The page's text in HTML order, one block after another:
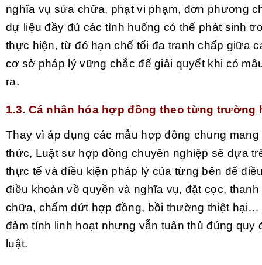
nghĩa vụ sửa chữa, phạt vi phạm, đơn phương
dự liệu đầy đủ các tình huống có thể phát sinh
thực hiện, từ đó hạn chế tối đa tranh chấp giữa
cơ sở pháp lý vững chắc để giải quyết khi có
ra.
1.3. Cá nhân hóa hợp đồng theo từng trường
Thay vì áp dụng các mẫu hợp đồng chung
thức, Luật sư hợp đồng chuyên nghiệp sẽ dựa
thực tế và điều kiện pháp lý của từng bên để
điều khoản về quyền và nghĩa vụ, đặt cọc,
chữa, chấm dứt hợp đồng, bồi thường thiệt hại…
đảm tính linh hoạt nhưng vẫn tuân thủ đúng quy
luật.